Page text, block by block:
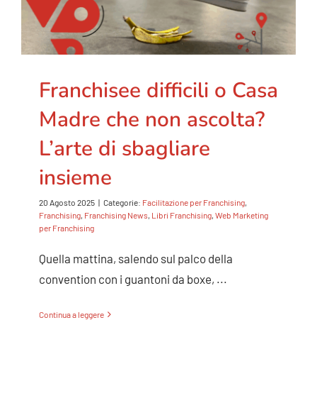
Franchisee difficili o Casa
Madre che non ascolta?
L’arte di sbagliare
insieme
20 Agosto 2025 | Categorie: Facilitazione per Franchising
Franchising Franchising News Libri Franchising Web Marketing
per Franchising
Quella mattina, salendo sul palco della
convention con i guantoni da boxe, ...
Continua a leggere